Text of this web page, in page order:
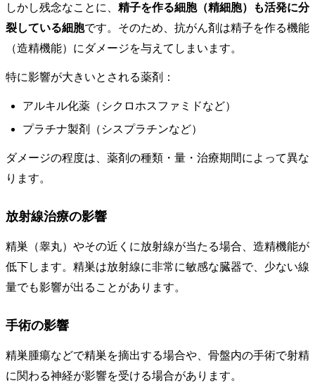
しかし残念なことに、 精子を作る細胞（精細胞）も活発に分
裂している細胞です。そのため、抗がん剤は精子を作る機能
（造精機能）にダメージを与えてしまいます。
特に影響が大きいとされる薬剤：
アルキル化薬（シクロホスファミドなど）
プラチナ製剤（シスプラチンなど）
ダメージの程度は、薬剤の種類・量・治療期間によって異な
ります。
放射線治療の影響
精巣（睾丸）やその近くに放射線が当たる場合、造精機能が
低下します。精巣は放射線に非常に敏感な臓器で、少ない線
量でも影響が出ることがあります。
手術の影響
精巣腫瘍などで精巣を摘出する場合や、骨盤内の手術で射精
に関わる神経が影響を受ける場合があります。